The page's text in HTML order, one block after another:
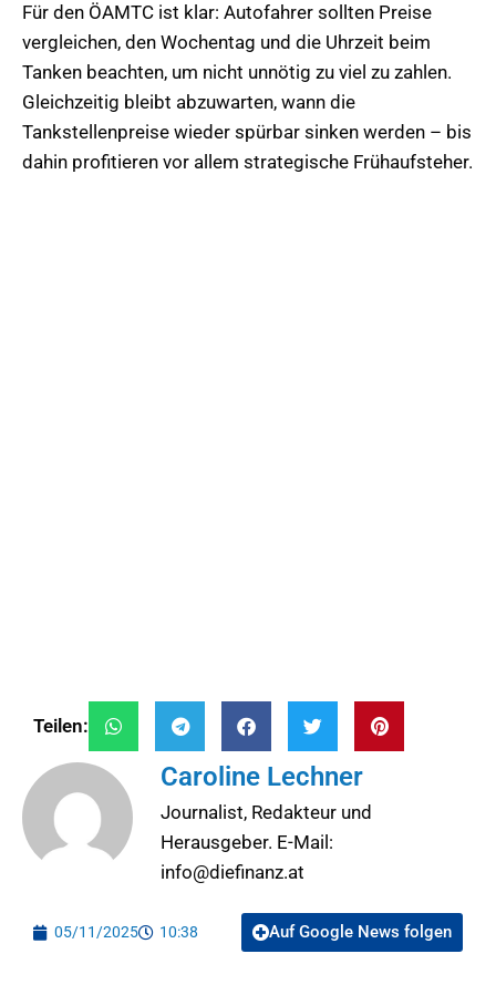
Für den ÖAMTC ist klar: Autofahrer sollten Preise
vergleichen, den Wochentag und die Uhrzeit beim
Tanken beachten, um nicht unnötig zu viel zu zahlen.
Gleichzeitig bleibt abzuwarten, wann die
Tankstellenpreise wieder spürbar sinken werden – bis
dahin profitieren vor allem strategische Frühaufsteher.
Teilen:
Caroline Lechner
Journalist, Redakteur und
Herausgeber. E-Mail:
info@diefinanz.at
05/11/2025 10:38 Auf Google News folgen